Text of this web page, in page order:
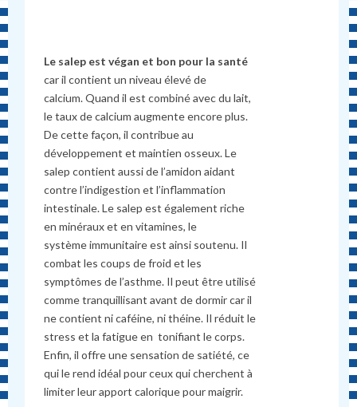
Le salep est végan et bon pour la santé
car ilcontient un niveau élevéde
calcium.Quandil est combinéavecdu lait,
letauxdecalcium augmenteencoreplus.
Decettefaçon, il contribueau
développement et maintienosseux. Le
salep contient aussi de l’amidon aidant
contre l’indigestion et l’inflammation
intestinale. Le salep est également riche
en minéraux et envitamines, le
systèmeimmunitaire est ainsi soutenu. Il
combat les coups de froid et les
symptômes de l’asthme. Il peutêtreutilisé
commetranquillisant avantdedormircaril
necontient ni caféine, nithéine. Il réduit le
stress et la fatigue en tonifiant le corps.
Enfin, il offre une sensation de satiété, ce
qui le rend idéal pour ceux qui cherchent à
limiter leur apport calorique pour maigrir.